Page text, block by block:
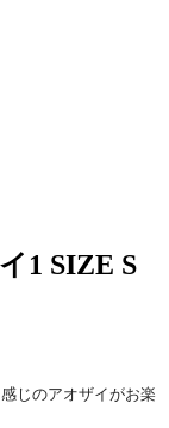
1 SIZE S
じのアオザイがお楽